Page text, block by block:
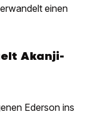
einen
Akanji-
Ederson ins